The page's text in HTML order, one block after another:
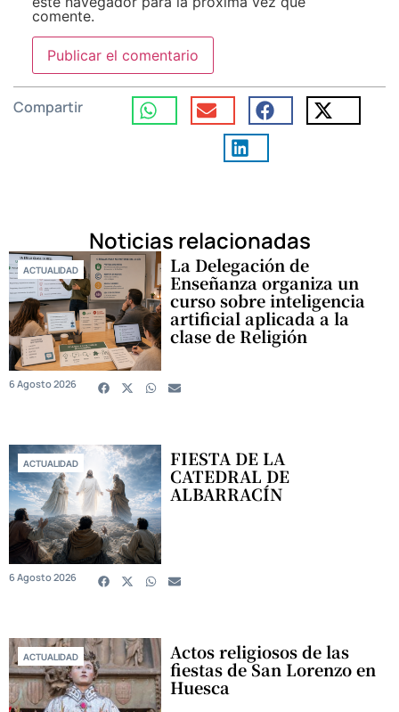
comente.
Compartir
Noticias relacionadas
ACTUALIDAD La Delegación de
Enseñanza organiza un
curso sobre inteligencia
artificial aplicada a la
clase de Religión
6 Agosto 2026
ACTUALIDAD FIESTA DE LA
CATEDRAL DE
ALBARRACÍN
6 Agosto 2026
ACTUALIDAD Actos religiosos de las
fiestas de San Lorenzo en
Huesca